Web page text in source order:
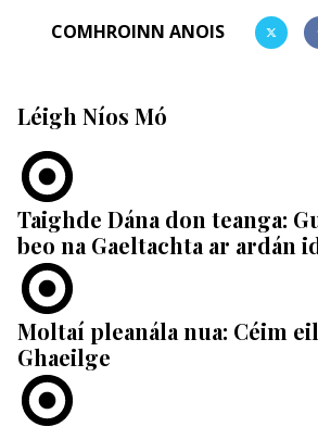
COMHROINN ANOIS
Léigh Níos Mó
Taighde Dána don teanga:
beo na Gaeltachta ar ardán
Moltaí pleanála nua: Céim
Ghaeilge